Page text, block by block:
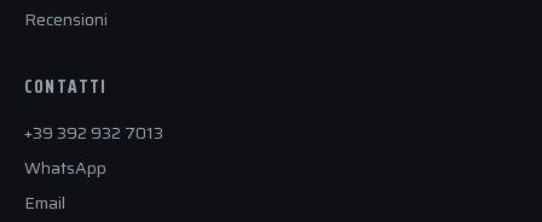
Recensioni
CONTATTI
+39 392 932 7013
WhatsApp
Email